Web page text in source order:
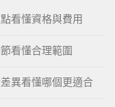
看懂資格與費用
看懂合理範圍
異看懂哪個更適合